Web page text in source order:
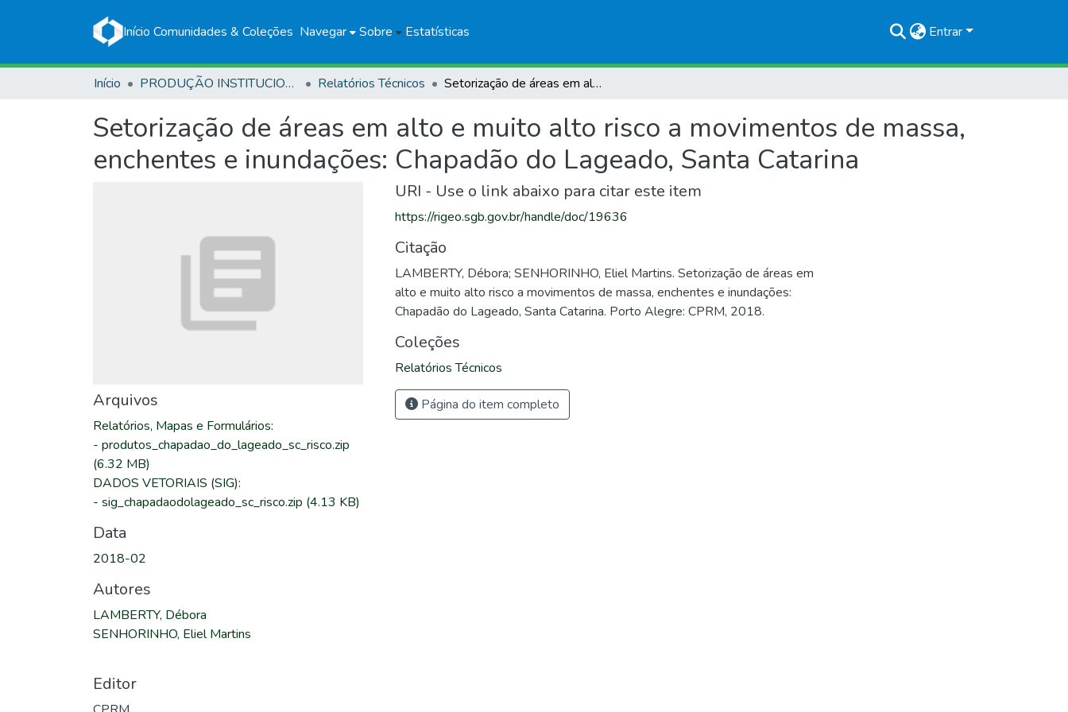
Início Comunidades & Coleções Navegar Sobre Estatísticas Entrar
Início PRODUÇÃO INSTITUCIONAL Relatórios Técnicos Setorização de áreas em alto e muito alto risco a movimentos de massa, enchentes e inundações: Chapadão do Lageado, Santa Catarina
Setorização de áreas em alto e muito alto risco a movimentos de massa,
enchentes e inundações: Chapadão do Lageado, Santa Catarina
Arquivos
Relatórios, Mapas e Formulários:
- produtos_chapadao_do_lageado_sc_risco.zip
(6.32 MB)
DADOS VETORIAIS (SIG):
- sig_chapadaodolageado_sc_risco.zip (4.13 KB)
Data
2018-02
Autores
LAMBERTY, Débora
SENHORINHO, Eliel Martins
Editor
URI - Use o link abaixo para citar este item
https://rigeo.sgb.gov.br/handle/doc/19636
Citação
LAMBERTY, Débora; SENHORINHO, Eliel Martins. Setorização de áreas em
alto e muito alto risco a movimentos de massa, enchentes e inundações:
Chapadão do Lageado, Santa Catarina. Porto Alegre: CPRM, 2018.
Coleções
Relatórios Técnicos
Página do item completo